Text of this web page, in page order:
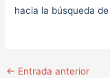
hacia la búsqueda
← Entrada anterior